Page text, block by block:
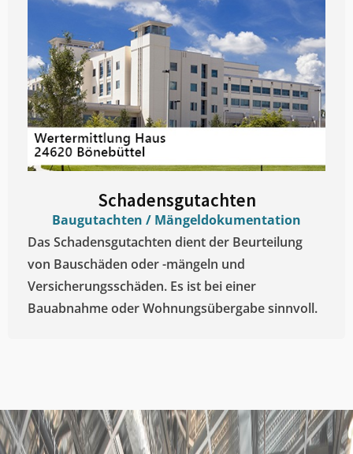
Schadensgutachten
Baugutachten / Mängeldokumentation
Das Schadensgutachten dient der Beurteilung
von Bauschäden oder -mängeln und
Versicherungsschäden. Es ist bei einer
Bauabnahme oder Wohnungsübergabe sinnvoll.